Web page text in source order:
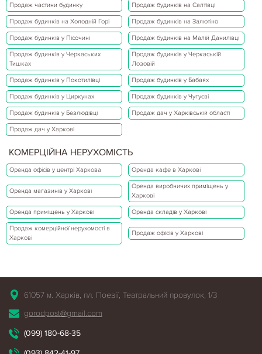
Продаж частини будинку Продаж будинків на Салтівці
Продаж будинків на Холодній Горі Продаж будинків на Залютіно
Продаж будинків у Пісочині Продаж будинків на Малій Данилівці
Продаж будинків у Черкаських
Тишках
Продаж будинків у Черкаській
Лозовій
Продаж будинків у Покотилівці Продаж будинків у Бабаях
Продаж будинків у Циркунах Продаж будинків у Чугуєві
Продаж будинків у Безлюдівці Продаж дач у Харківській області
Продаж дач у Харкові
КОМЕРЦІЙНА НЕРУХОМІСТЬ
Оренда офісів у центрі Харкова Оренда кафе в Харкові
Оренда магазинів у Харкові
Оренда виробничих приміщень у
Харкові
Оренда приміщень у Харкові Оренда складів у Харкові
Продаж комерційної нерухомості в
Харкові
Продаж офісів у Харкові
61057 м. Харків, пл. Поезії, Театральний провулок, 1/3
gorodpost@gmail.com
(099) 180-68-35